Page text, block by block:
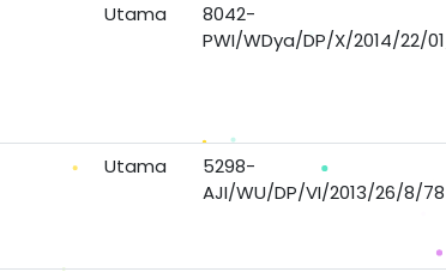
Utama
8042-
PWI/WDya/DP/X/2014/22/
Utama
5298-
AJI/WU/DP/VI/2013/26/8/78